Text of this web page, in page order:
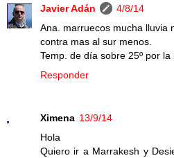
Javier Adán
4/8/14
Ana. marruecos mucha lluvia
contra mas al sur menos.
Temp. de día sobre 25º por
Responder
Ximena 13/9/14
Hola
Quiero ir a Marrakesh y